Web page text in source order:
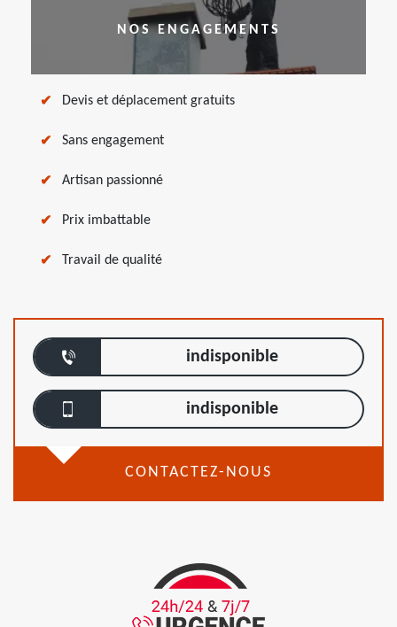
NOS ENGAGEMENTS
Devis et déplacement gratuits
Sans engagement
Artisan passionné
Prix imbattable
Travail de qualité
indisponible
indisponible
CONTACTEZ-NOUS